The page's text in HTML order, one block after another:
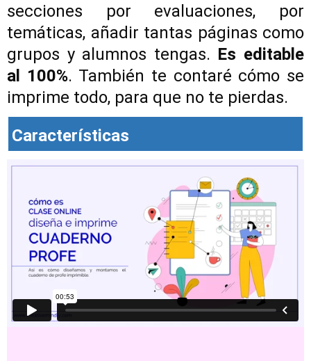
secciones por evaluaciones, por
temáticas, añadir tantas páginas como
grupos y alumnos tengas. Es editable
al 100%. También te contaré cómo se
imprime todo, para que no te pierdas.
Características